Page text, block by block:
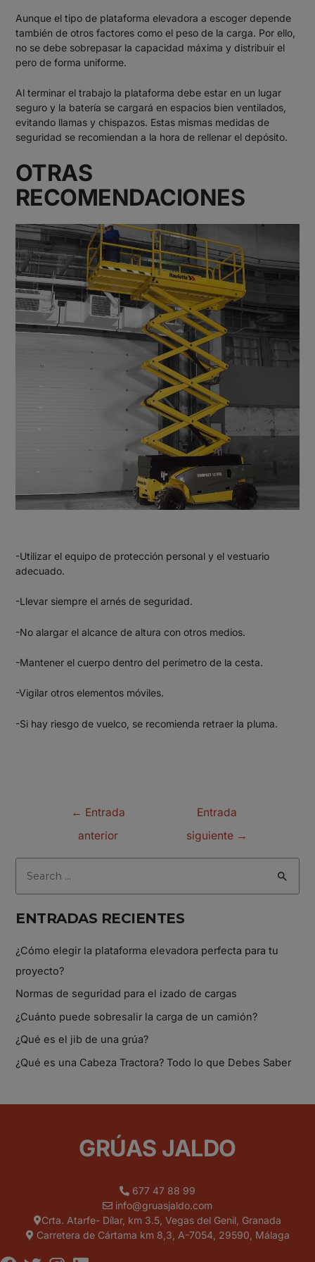
Aunque el tipo de plataforma elevadora a escoger depende
también de otros factores como el peso de la carga. Por ello,
no se debe sobrepasar la capacidad máxima y distribuir el
pero de forma uniforme.
Al terminar el trabajo la plataforma debe estar en un lugar
seguro y la batería se cargará en espacios bien ventilados,
evitando llamas y chispazos. Estas mismas medidas de
seguridad se recomiendan a la hora de rellenar el depósito.
OTRAS
RECOMENDACIONES
-Utilizar el equipo de protección personal y el vestuario
adecuado.
-Llevar siempre el arnés de seguridad.
-No alargar el alcance de altura con otros medios.
-Mantener el cuerpo dentro del perímetro de la cesta.
-Vigilar otros elementos móviles.
-Si hay riesgo de vuelco, se recomienda retraer la pluma.
← Entrada
anterior
Entrada
siguiente →
ENTRADAS RECIENTES
¿Cómo elegir la plataforma elevadora perfecta para tu
proyecto?
Normas de seguridad para el izado de cargas
¿Cuánto puede sobresalir la carga de un camión?
¿Qué es el jib de una grúa?
¿Qué es una Cabeza Tractora? Todo lo que Debes Saber
GRÚAS JALDO
677 47 88 99
info@gruasjaldo.com
Crta. Atarfe- Dílar, km 3.5, Vegas del Genil, Granada
Carretera de Cártama km 8,3, A-7054, 29590, Málaga